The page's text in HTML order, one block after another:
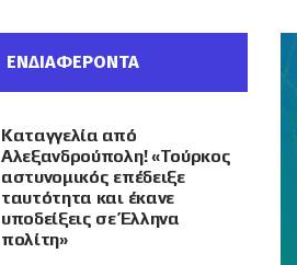
ΕΝΔΙΑΦΕΡΟΝΤΑ
Καταγγελία από
Αλεξανδρούπολη! «Τούρκος
αστυνομικός επέδειξε
ταυτότητα και έκανε
υποδείξεις σε Έλληνα
πολίτη»